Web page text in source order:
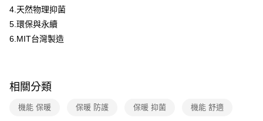
4.天然物理抑菌
5.環保與永續
6.MIT台灣製造
相關分類
機能 保暖 保暖 防護 保暖 抑菌 機能 舒適